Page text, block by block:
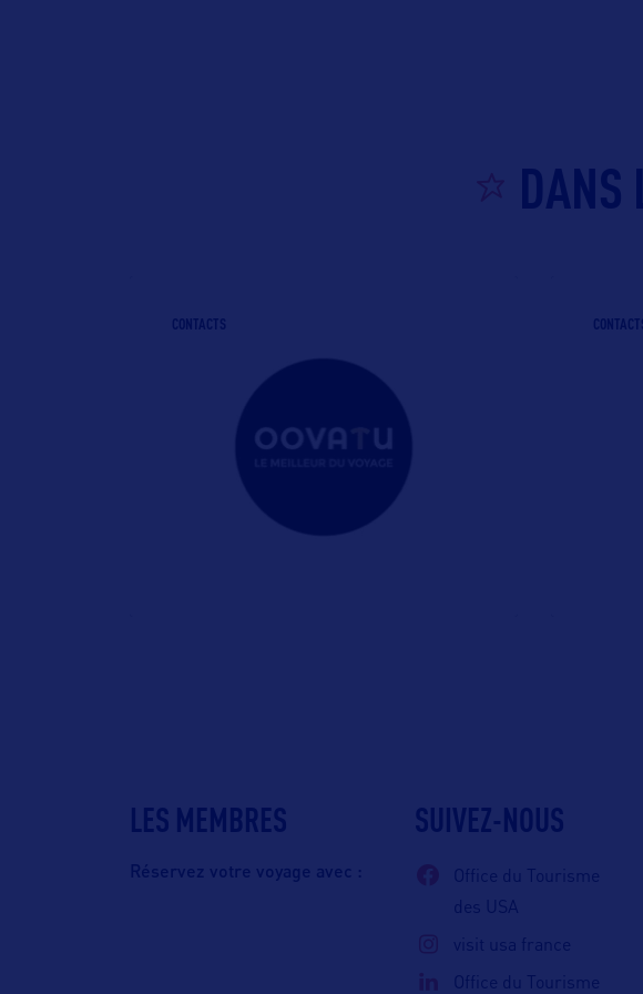
DANS
CONTACTS
LES MEMBRES
Réservez votre voyage avec :
SUIVEZ-NOUS
Office du Tourisme
des USA
visit usa france
Office du Tourisme